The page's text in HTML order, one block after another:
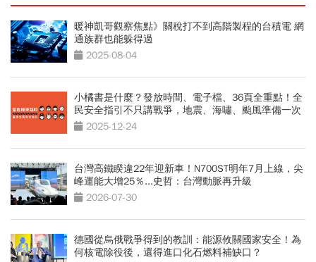
暖神凱哥觀察焦點》關稅打不到高階製程的台積電 網
通族群也能躲得過
2025-08-04
小橘書是什麼？發放時間、電子檔、36頁全重點！全
民安全指引不只講戰爭，地震、海嘯、颱風準備一次
看 2025-12-24
台灣高鐵睽違22年迎新車！N700ST明年7月上線，尖
峰運能大增25％...史哲：台灣動脈再升級
2026-07-30
德國從烏俄戰爭得到的教訓：能源攸關國家安全！為
何核電除役後，還得進口化石燃料補缺口？